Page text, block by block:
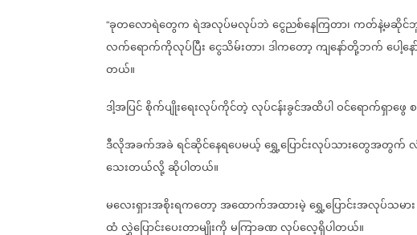
“ခုတလောရဲတွေကရဲအလုပ်မလုပ်ဘဲငွေညစ်နေကြတာ၊ကတ်နဲ့မဆိုင်ဘူ
လက်ရောက်ကိုလုပ်ပြီး‌ငွေသိမ်းတာ၊ဒါကတော့ကျနော်တို့ဘက်ပေါ့နေ
တယ်။
ဒါ့အပြင်စိုက်ပျိုးရေးလုပ်ကိုင်တဲ့လုပ်ငန်းခွင်အထိပါဝင်ရောက်ရှာဖွေ
ဒီလိုအခက်အခဲရင်ဆိုင်နေရပေမယ့်ရွှေ့ပြောင်းလုပ်သားတွေအတွက်
သေးတယ်လို့ဆိုပါတယ်။
မလေးရှားအစိုးရကတော့အထောက်အထားမဲ့ရွှေ့ပြောင်းအလုပ်သမား
ထံလွှဲပြောင်းပေးတာမျိုးကိုမကြာခဏလုပ်လေ့ရှိပါတယ်။